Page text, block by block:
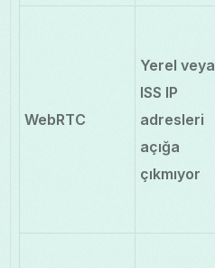
WebRTC
Yerel veya
ISS IP
adresleri
açığa
çıkmıyor